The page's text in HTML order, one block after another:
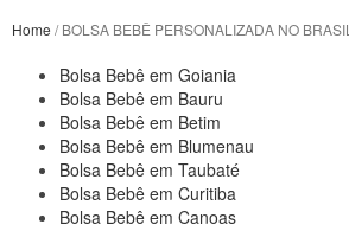
Home / BOLSA BEBÊ PERSONALIZADA NO BRASIL
Bolsa Bebê em Goiania
Bolsa Bebê em Bauru
Bolsa Bebê em Betim
Bolsa Bebê em Blumenau
Bolsa Bebê em Taubaté
Bolsa Bebê em Curitiba
Bolsa Bebê em Canoas